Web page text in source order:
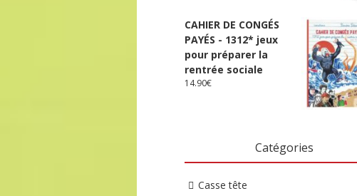
CAHIER DE CONGÉS
PAYÉS - 1312* jeux
pour préparer la
rentrée sociale
14.90€
Catégories
Casse tête